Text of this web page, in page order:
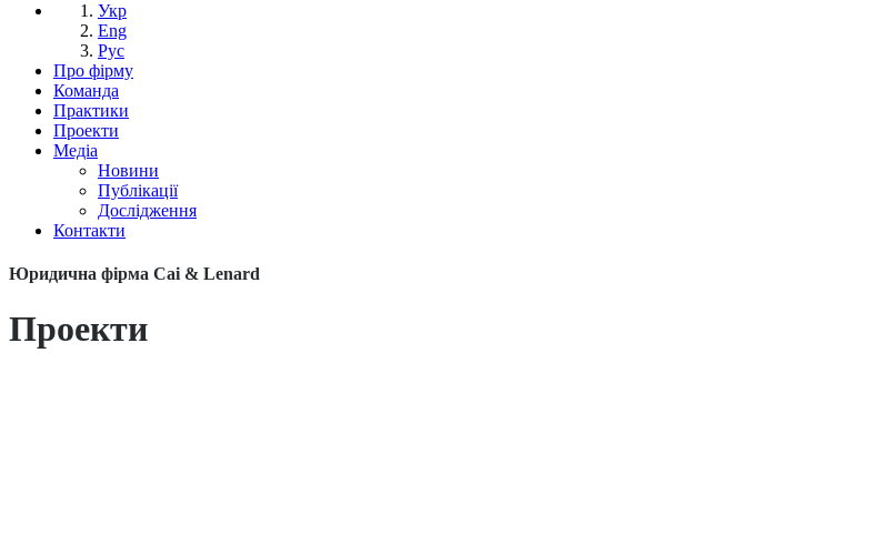
Укр
Eng
Рус
Про фірму
Команда
Практики
Проекти
Медіа
Новини
Публікації
Дослідження
Контакти
Юридична фірма Cai & Lenard
Проекти